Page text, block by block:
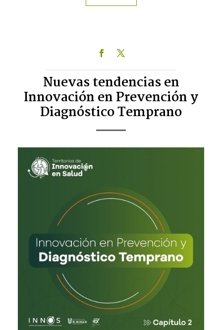
Nuevas tendencias en
Innovación en Prevención y
Diagnóstico Temprano